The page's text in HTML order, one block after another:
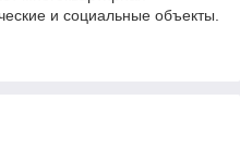
и социальные объекты.